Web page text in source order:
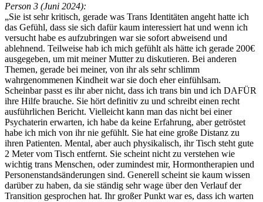
Person 3 (Juni 2024):
„Sie ist sehr kritisch, gerade was Trans Identitäten angeht hatte ich
das Gefühl, dass sie sich dafür kaum interessiert hat und wenn ich
versucht habe es aufzubringen war sie sofort abweisend und
ablehnend. Teilweise hab ich mich gefühlt als hätte ich gerade 200€
ausgegeben, um mit meiner Mutter zu diskutieren. Bei anderen
Themen, gerade bei meiner, von ihr als sehr schlimm
wahrgenommenen Kindheit war sie doch eher einfühlsam.
Scheinbar passt es ihr aber nicht, dass ich trans bin und ich DAFÜR
ihre Hilfe brauche. Sie hört definitiv zu und schreibt einen recht
ausführlichen Bericht. Vielleicht kann man das nicht bei einer
Psychaterin erwarten, ich habe da keine Erfahrung, aber getröstet
habe ich mich von ihr nie gefühlt. Sie hat eine große Distanz zu
ihren Patienten. Mental, aber auch physikalisch, ihr Tisch steht gute
2 Meter vom Tisch entfernt. Sie scheint nicht zu verstehen wie
wichtig trans Menschen, oder zumindest mir, Hormontherapien und
Personenstandsänderungen sind. Generell scheint sie kaum wissen
darüber zu haben, da sie ständig sehr wage über den Verlauf der
Transition gesprochen hat. Ihr großer Punkt war es, dass ich warten